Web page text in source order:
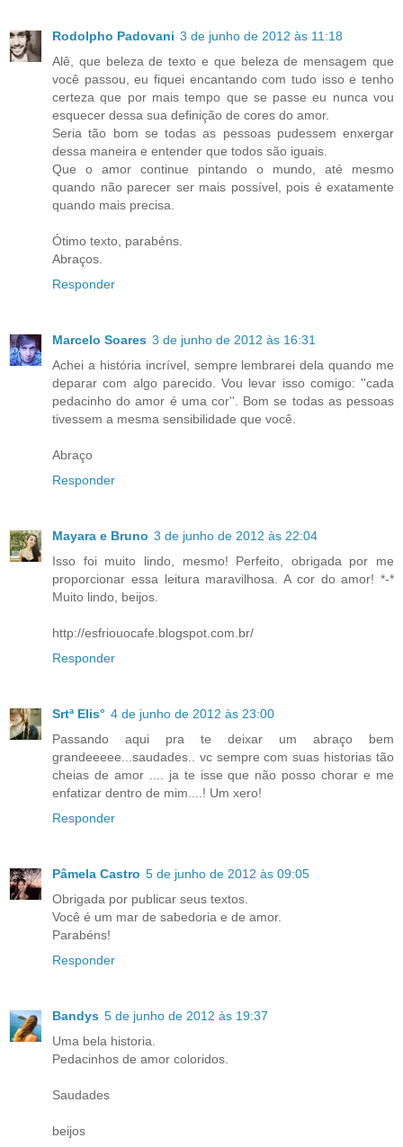
Rodolpho Padovani 3 de junho de 2012 às 11:18
Alê, que beleza de texto e que beleza de mensagem que
você passou, eu fiquei encantando com tudo isso e tenho
certeza que por mais tempo que se passe eu nunca vou
esquecer dessa sua definição de cores do amor.
Seria tão bom se todas as pessoas pudessem enxergar
dessa maneira e entender que todos são iguais.
Que o amor continue pintando o mundo, até mesmo
quando não parecer ser mais possível, pois é exatamente
quando mais precisa.
Ótimo texto, parabéns.
Abraços.
Responder
Marcelo Soares 3 de junho de 2012 às 16:31
Achei a história incrível, sempre lembrarei dela quando me
deparar com algo parecido. Vou levar isso comigo: ''cada
pedacinho do amor é uma cor''. Bom se todas as pessoas
tivessem a mesma sensibilidade que você.
Abraço
Responder
Mayara e Bruno 3 de junho de 2012 às 22:04
Isso foi muito lindo, mesmo! Perfeito, obrigada por me
proporcionar essa leitura maravilhosa. A cor do amor! *-*
Muito lindo, beijos.
http://esfriouocafe.blogspot.com.br/
Responder
Srtª Elis° 4 de junho de 2012 às 23:00
Passando aqui pra te deixar um abraço bem
grandeeeee...saudades.. vc sempre com suas historias tão
cheias de amor .... ja te isse que não posso chorar e me
enfatizar dentro de mim....! Um xero!
Responder
Pâmela Castro 5 de junho de 2012 às 09:05
Obrigada por publicar seus textos.
Você é um mar de sabedoria e de amor.
Parabéns!
Responder
Bandys 5 de junho de 2012 às 19:37
Uma bela historia.
Pedacinhos de amor coloridos.
Saudades
beijos